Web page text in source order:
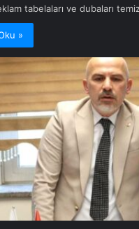
tabelaları ve dubaları
»